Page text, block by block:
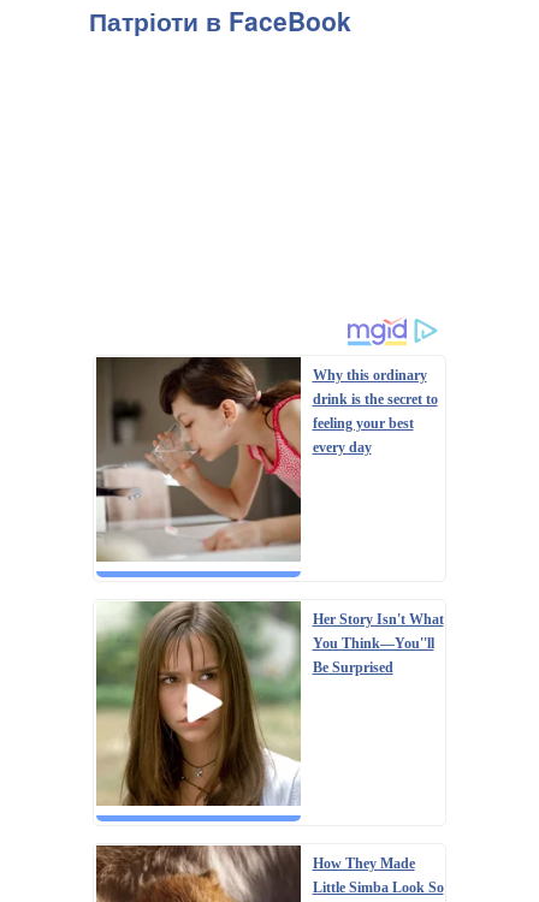
Патріоти в FaceBook
Why this ordinary
drink is the secret to
feeling your best
every day
Her Story Isn't What
You Think—You''ll
Be Surprised
How They Made
Little Simba Look So